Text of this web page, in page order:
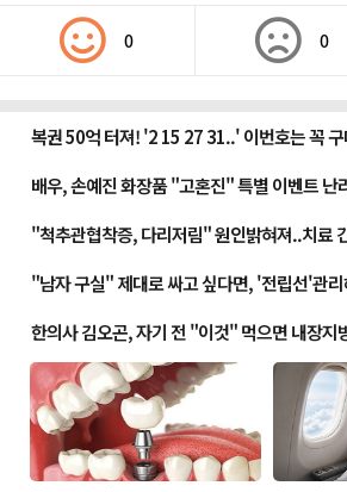
0 0